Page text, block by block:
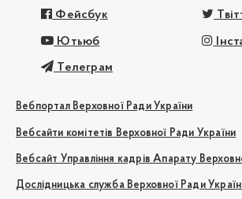
Фейсбук
Ютьюб
Телеграм
Вебпортал Верховної Ради України
Вебсайти комітетів Верховної Ради України
Вебсайт Управління кадрів Апарату
Дослідницька служба Верховної Ради